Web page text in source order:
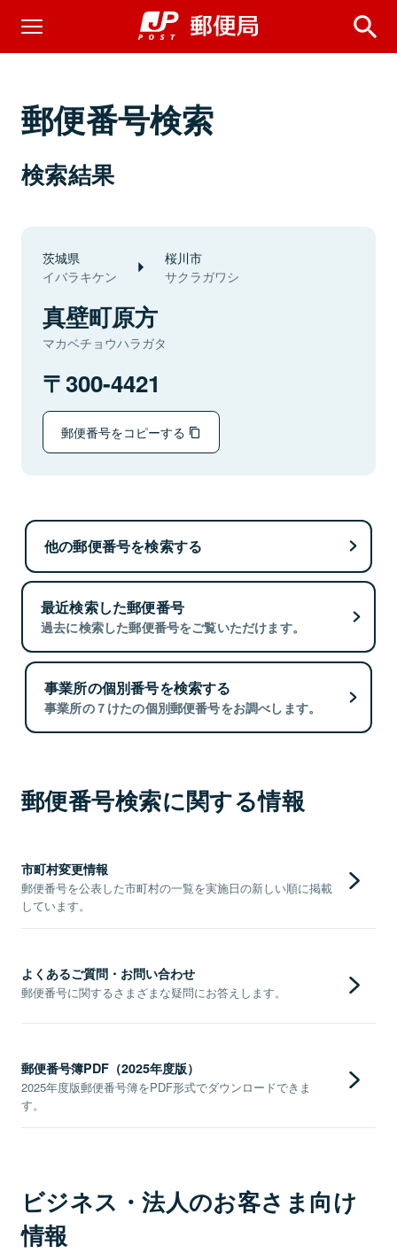
郵便番号検索
検索結果
茨城県
イバラキケン
桜川市
サクラガワシ
真壁町原方
マカベチョウハラガタ
300-4421
郵便番号をコピーする
他の郵便番号を検索する
最近検索した郵便番号
過去に検索した郵便番号をご覧いただけます。
事業所の個別番号を検索する
事業所の７けたの個別郵便番号をお調べします。
郵便番号検索に関する情報
市町村変更情報
郵便番号を公表した市町村の一覧を実施日の新しい順に掲載
しています。
よくあるご質問・お問い合わせ
郵便番号に関するさまざまな疑問にお答えします。
郵便番号簿PDF（2025年度版）
2025年度版郵便番号簿をPDF形式でダウンロードできま
す。
ビジネス・法人のお客さま向け
情報